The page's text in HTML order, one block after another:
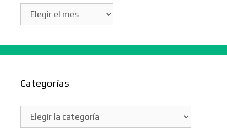
Archivos
Categorías
Categorías